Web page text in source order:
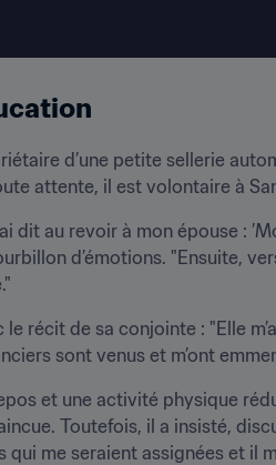
d’une petite sellerie
attente, il est volontaire à
dit au revoir à mon épouse :
d’émotions. "Ensuite,
de sa conjointe : "Elle
sont venus et m’ont
et une activité physique
Toutefois, il a insisté,
me seraient assignées et il